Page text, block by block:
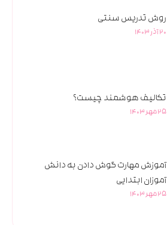
روش تدریس سنتی
20 آذر 1403
تکالیف هوشمند چیست؟
25 مهر 1403
آموزش مهارت گوش دادن به دانش
آموزان ابتدایی
25 مهر 1403